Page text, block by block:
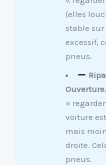
(elles
stable
excessif,
pneus.
Ouverture.
«
voiture
mais
droite.
pneus.